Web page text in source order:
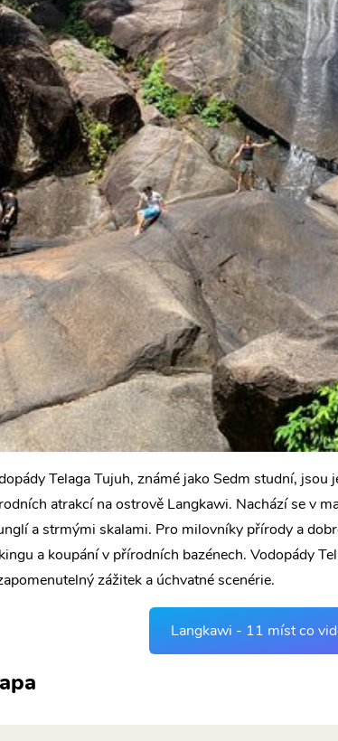
Telaga Tujuh, známé jako Sedm studní, jsou
atrakcí na ostrově Langkawi. Nachází se v
a strmými skalami. Pro milovníky přírody a
a koupání v přírodních bazénech. Vodopády
zážitek a úchvatné scenérie.
Langkawi - 11 míst co